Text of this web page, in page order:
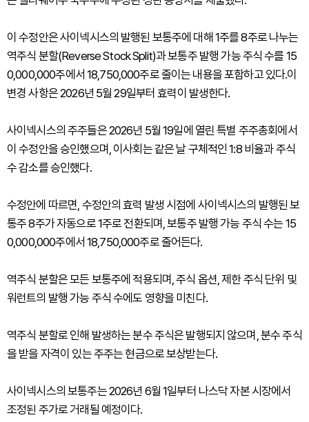
이 수정안은 사이넥시스의 발행된 보통주에 대해 1주를 8주로 나누는
역주식 분할(Reverse Stock Split)과 보통주 발행 가능 주식 수를 15
0,000,000주에서 18,750,000주로 줄이는 내용을 포함하고 있다.이
변경 사항은 2026년 5월 29일부터 효력이 발생한다.
사이넥시스의 주주들은 2026년 5월 19일에 열린 특별 주주총회에서
이 수정안을 승인했으며, 이사회는 같은 날 구체적인 1:8 비율과 주식
수 감소를 승인했다.
수정안에 따르면, 수정안의 효력 발생 시점에 사이넥시스의 발행된 보
통주 8주가 자동으로 1주로 전환되며, 보통주 발행 가능 주식 수는 15
0,000,000주에서 18,750,000주로 줄어든다.
역주식 분할은 모든 보통주에 적용되며, 주식 옵션, 제한 주식 단위 및
워런트의 발행 가능 주식 수에도 영향을 미친다.
역주식 분할로 인해 발생하는 분수 주식은 발행되지 않으며, 분수 주식
을 받을 자격이 있는 주주는 현금으로 보상받는다.
사이넥시스의 보통주는 2026년 6월 1일부터 나스닥 자본 시장에서
조정된 주가로 거래될 예정이다.